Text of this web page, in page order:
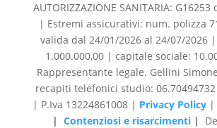
AUTORIZZAZIONE SANITARIA:
| Estremi assicurativi: num. polizza
valida dal 24/01/2026 al 24/07/2026
1.000.000,00 | capitale sociale:
Rappresentante legale. Gellini
recapiti telefonici studio: 06.70494732
| P.Iva 13224861008 | Privacy Policy
| Contenziosi e risarcimenti |